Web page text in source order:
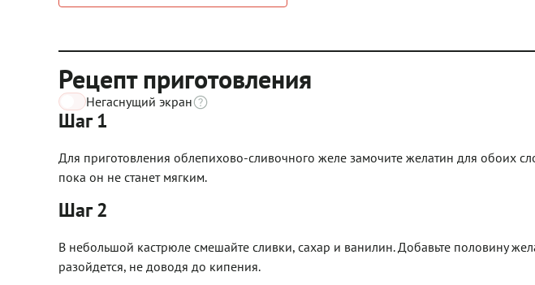
Рецепт приготовления
Негаснущий экран
Шаг 1
Для приготовления облепихово-сливочного желе замочите желатин для обоих
пока он не станет мягким.
Шаг 2
В небольшой кастрюле смешайте сливки, сахар и ванилин. Добавьте половину
разойдется, не доводя до кипения.